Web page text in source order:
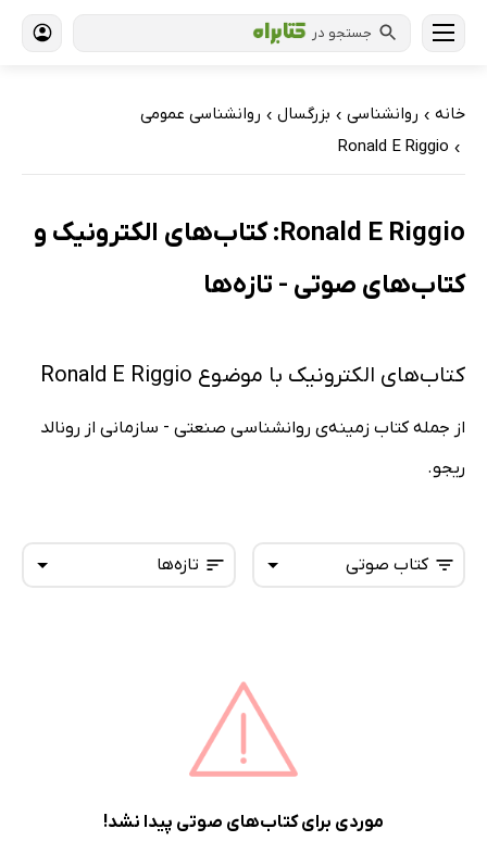
جستجو در
خانه › روانشناسی › بزرگسال › روانشناسی عمومی
›
Ronald E Riggio
Ronald E Riggio: کتاب‌های الکترونیک و
کتاب‌های صوتی - تازه‌ها
کتاب‌های الکترونیک با موضوع Ronald E Riggio
از جمله کتاب زمینه‌ی روانشناسی صنعتی - سازمانی از رونالد
ریجو.
تازه‌ها
پرفروش‌ها
پربحث‌ها
کتاب صوتی
موردی برای کتاب‌های صوتی پیدا نشد!